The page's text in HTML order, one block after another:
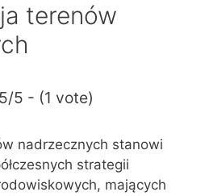
terenów
5/5 - (1 vote)
nadrzecznych stanowi
strategii
mających